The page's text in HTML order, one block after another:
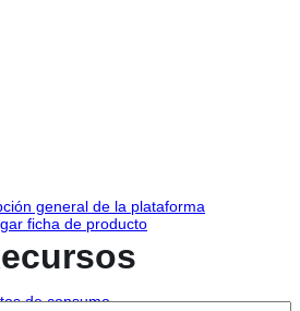
general de la plataforma
ficha de producto
de consumo